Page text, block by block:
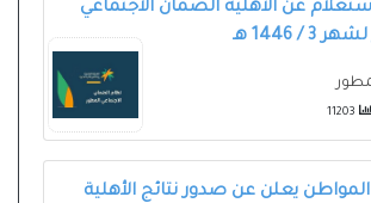
عن الأهلية الضمان الاجتماعي
/ 1446 هـ
يعلن عن صدور نتائج الأهلية